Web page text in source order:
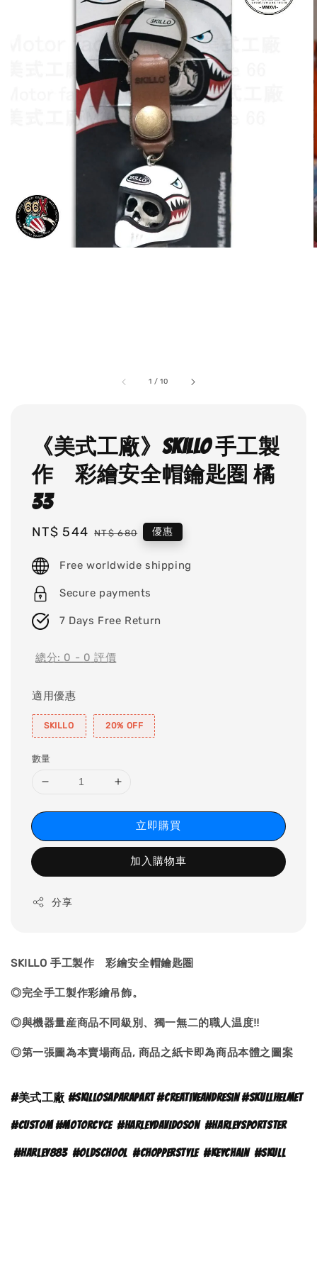
1 /10
《美式工廠》SKILLO 手工製
作 彩繪安全帽鑰匙圏 橘
33
Sale
NT$ 544 Regular
NT$ 680 優惠
Free worldwide shipping
Secure payments
7 Days Free Return
總分: 0 - 0 評價
適用優惠
SKILLO 20% OFF
數量
立即購買
加入購物車
分享
SKILLO 手工製作 彩繪安全帽鑰匙圏
◎完全手工製作彩繪吊飾。
◎與機器量産商品不同級別、獨一無二的職人温度‼
◎第一張圖為本賣場商品, 商品之紙卡即為商品本體之 圖案
#美式工廠 #skillosaparapart #creativeandresin #skullhelmet
#custom #motorcyce#harleydavidoson #harleysportster
#harley883 #oldschool #chopperstyle #keychain #skull